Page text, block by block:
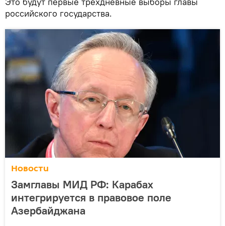
российского государства.
Новости
Замглавы МИД РФ: Карабах
интегрируется в правовое поле
Азербайджана